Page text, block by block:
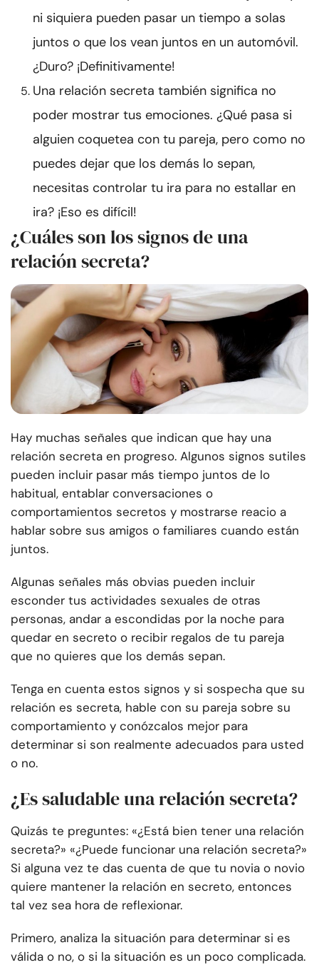
ni siquiera pueden pasar un tiempo a solas
juntos o que los vean juntos en un automóvil.
¿Duro? ¡Definitivamente!
Una relación secreta también significa no
poder mostrar tus emociones. ¿Qué pasa si
alguien coquetea con tu pareja, pero como no
puedes dejar que los demás lo sepan,
necesitas controlar tu ira para no estallar en
ira? ¡Eso es difícil!
¿Cuáles son los signos de una
relación secreta?
Hay muchas señales que indican que hay una
relación secreta en progreso. Algunos signos sutiles
pueden incluir pasar más tiempo juntos de lo
habitual, entablar conversaciones o
comportamientos secretos y mostrarse reacio a
hablar sobre sus amigos o familiares cuando están
juntos.
Algunas señales más obvias pueden incluir
esconder tus actividades sexuales de otras
personas, andar a escondidas por la noche para
quedar en secreto o recibir regalos de tu pareja
que no quieres que los demás sepan.
Tenga en cuenta estos signos y si sospecha que su
relación es secreta, hable con su pareja sobre su
comportamiento y conózcalos mejor para
determinar si son realmente adecuados para usted
o no.
¿Es saludable una relación secreta?
Quizás te preguntes: «¿Está bien tener una relación
secreta?» «¿Puede funcionar una relación secreta?»
Si alguna vez te das cuenta de que tu novia o novio
quiere mantener la relación en secreto, entonces
tal vez sea hora de reflexionar.
Primero, analiza la situación para determinar si es
válida o no, o si la situación es un poco complicada.